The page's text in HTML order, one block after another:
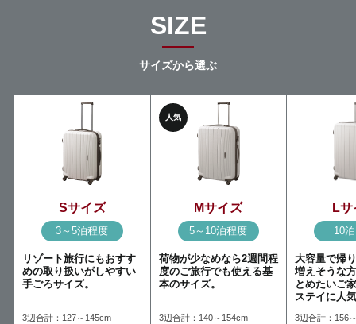
SIZE
サイズから選ぶ
Sサイズ
3～5泊程度
リゾート旅行にもおすす
めの取り扱いがしやすい
手ごろサイズ。
3辺合計：127～145cm
人気
Mサイズ
5～10泊程度
荷物が少なめなら2週間程
度のご旅行でも使える基
本のサイズ。
3辺合計：140～154cm
Lサ
10
大容量で帰
増えそうな
とめたいご
ステイに人
3辺合計：156